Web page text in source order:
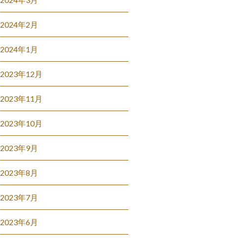
2024年2月
2024年1月
2023年12月
2023年11月
2023年10月
2023年9月
2023年8月
2023年7月
2023年6月